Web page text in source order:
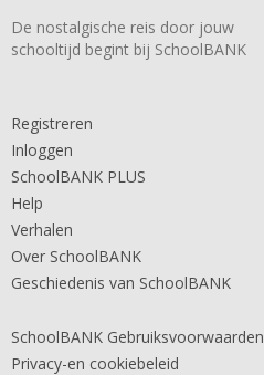
De nostalgische reis door jouw
schooltijd begint bij SchoolBANK
Registreren
Inloggen
SchoolBANK PLUS
Help
Verhalen
Over SchoolBANK
Geschiedenis van SchoolBANK
SchoolBANK Gebruiksvoorwaarden
Privacy-en cookiebeleid